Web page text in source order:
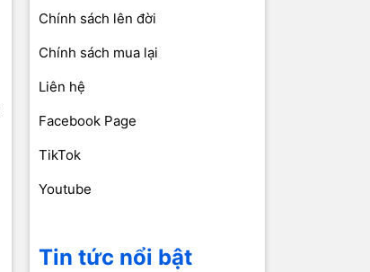
Chính sách lên đời
Chính sách mua lại
Liên hệ
Facebook Page
TikTok
Youtube
Tin tức nổi bật